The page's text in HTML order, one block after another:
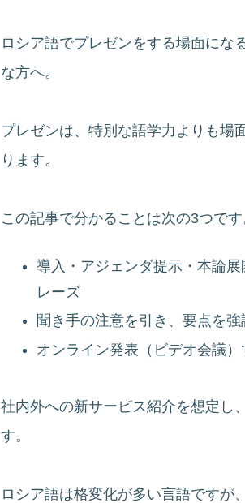
ロシア語でプレゼンをする場面にな
な方へ。
プレゼンは、特別な語学力よりも場
ります。
この記事で分かることは次の3つです
導入・アジェンダ提示・本論
レーズ
聞き手の注意を引き、要点を
オンライン発表（ビデオ会議
社内外への新サービス紹介を想定し
す。
ロシア語は格変化が多い言語ですが